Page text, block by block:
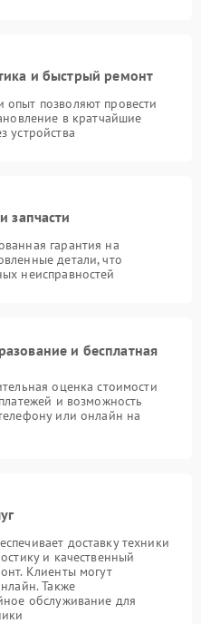
и быстрый ремонт
позволяют провести
в кратчайшие
устройства
запчасти
гарантия на
детали, что
неисправностей
и бесплатная
оценка стоимости
и возможность
или онлайн на
доставку техники
и качественный
Клиенты могут
Также
обслуживание для